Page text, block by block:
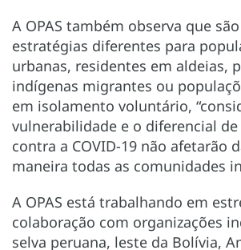
A OPAS também observa que
estratégias diferentes para
urbanas, residentes em aldeias,
indígenas migrantes ou
em isolamento voluntário,
vulnerabilidade e o diferencial
contra a COVID-19 não afetarão
maneira todas as comunidades
A OPAS está trabalhando em
colaboração com organizações
selva peruana, leste da Bolívia,